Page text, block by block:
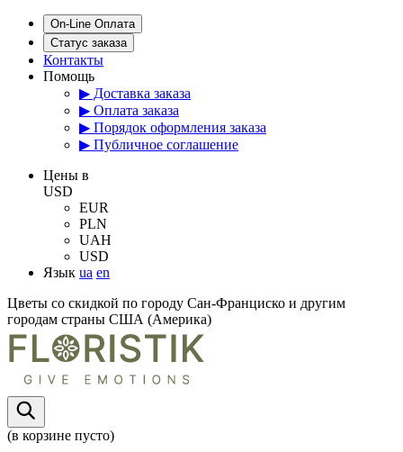
On-Line Оплата
Статус заказа
Контакты
Помощь
▶ Доставка заказа
▶ Оплата заказа
▶ Порядок оформления заказа
▶ Публичное соглашение
Цены в
USD
EUR
PLN
UAH
USD
Язык ua en
Цветы со скидкой по городу Сан-Франциско и другим
городам страны США (Америка)
(в корзине пусто)